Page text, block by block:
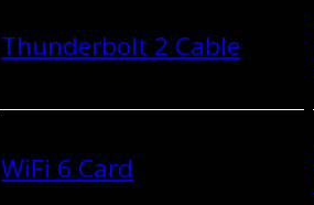
Thunderbolt 2 Cable
WiFi 6 Card